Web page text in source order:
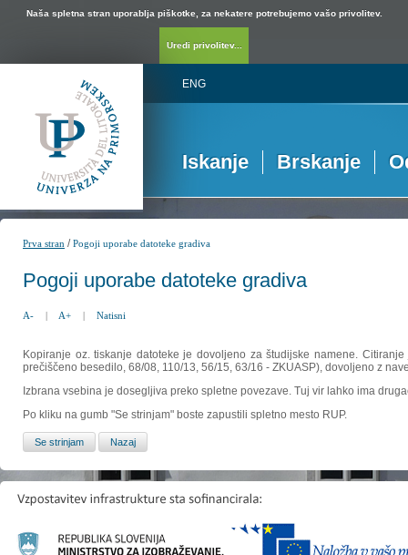
Naša spletna stran uporablja piškotke, za nekatere potrebujemo vašo privolitev.
Uredi privolitev...
ENG
Iskanje Brskanje
Prva stran /Pogoji uporabe datoteke gradiva
Pogoji uporabe datoteke gradiva
A- | A+ | Natisni
Kopiranje oz. tiskanje datoteke je dovoljeno za študijske namene.
prečiščeno besedilo, 68/08, 110/13, 56/15, 63/16 - ZKUASP), dovoljeno z
Izbrana vsebina je dosegljiva preko spletne povezave. Tuj vir lahko ima
Po kliku na gumb "Se strinjam" boste zapustili spletno mesto RUP.